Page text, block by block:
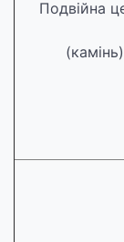
Подвійна
(камінь)